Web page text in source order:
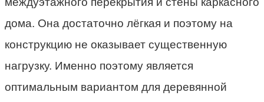
дома. Она достаточно лёгкая и поэтому на
конструкцию не оказывает существенную
нагрузку. Именно поэтому является
оптимальным вариантом для деревянной